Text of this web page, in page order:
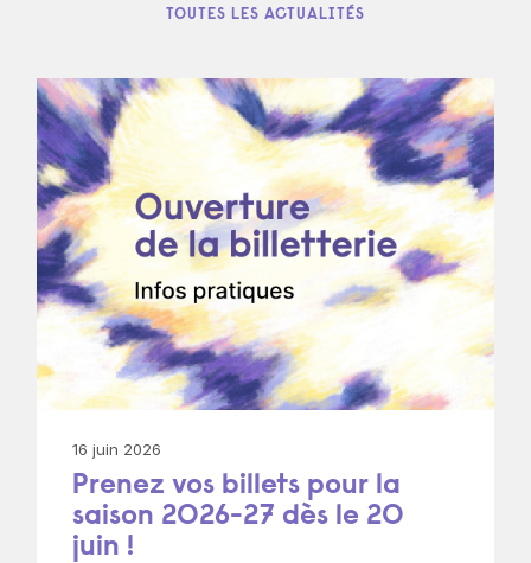
Découvrez la saison 2026-
27
Une saison internationale, ouverte, familiale,
engagée, généreuse, lumineuse, collective,
chaleureuse, exigeante, vivante… pour vous !
+ D'INFOS
TOUTES LES ACTUALITÉS
16 juin 2026
Prenez vos billets pour la
saison 2026-27 dès le 20
juin !